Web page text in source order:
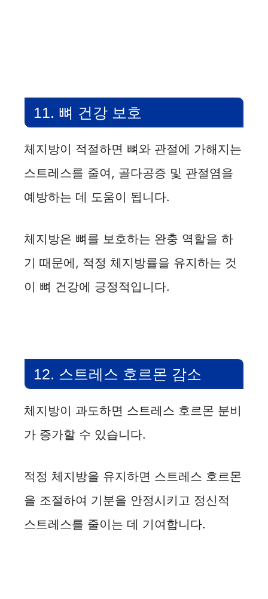
11. 뼈 건강 보호
체지방이 적절하면 뼈와 관절에 가해지는
스트레스를 줄여, 골다공증 및 관절염을
예방하는 데 도움이 됩니다.
체지방은 뼈를 보호하는 완충 역할을 하
기 때문에, 적정 체지방률을 유지하는 것
이 뼈 건강에 긍정적입니다.
12. 스트레스 호르몬 감소
체지방이 과도하면 스트레스 호르몬 분비
가 증가할 수 있습니다.
적정 체지방을 유지하면 스트레스 호르몬
을 조절하여 기분을 안정시키고 정신적
스트레스를 줄이는 데 기여합니다.